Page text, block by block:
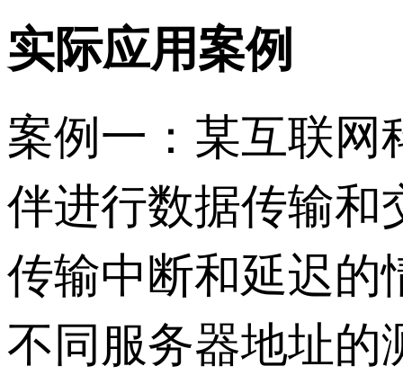
实际应用案例
案例一：某互联
伴进行数据传输
传输中断和延迟的
不同服务器地址